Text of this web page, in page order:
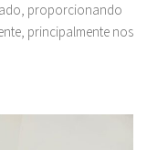
proporcionando
principalmente nos